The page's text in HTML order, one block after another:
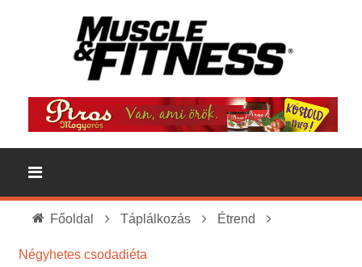
Főoldal Táplálkozás Étrend
Négyhetes csodadiéta